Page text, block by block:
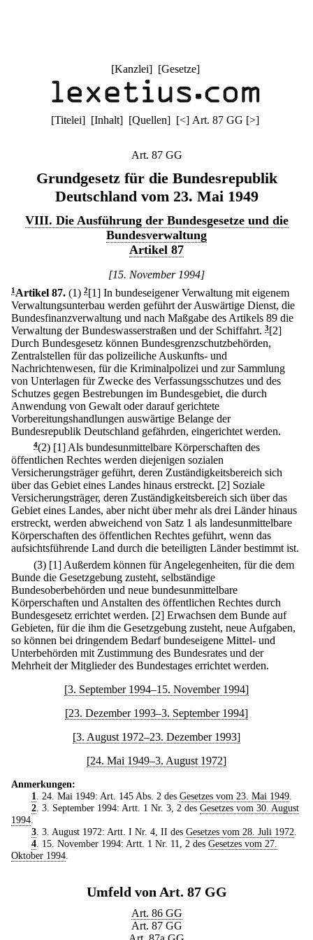
[Kanzlei] [Gesetze]
[Titelei] [Inhalt] [Quellen] [<] Art. 87 GG [>]
Art. 87 GG
Grundgesetz für die Bundesrepublik
Deutschland vom 23. Mai 1949
VIII. Die Ausführung der Bundesgesetze und die
Bundesverwaltung
Artikel 87
[15. November 1994]
1 Artikel 87. (1) 2[1] In bundeseigener Verwaltung mit eigenem
Verwaltungsunterbau werden geführt der Auswärtige Dienst, die
Bundesfinanzverwaltung und nach Maßgabe des Artikels 89 die
Verwaltung der Bundeswasserstraßen und der Schiffahrt. 3[2]
Durch Bundesgesetz können Bundesgrenzschutzbehörden,
Zentralstellen für das polizeiliche Auskunfts- und
Nachrichtenwesen, für die Kriminalpolizei und zur Sammlung
von Unterlagen für Zwecke des Verfassungsschutzes und des
Schutzes gegen Bestrebungen im Bundesgebiet, die durch
Anwendung von Gewalt oder darauf gerichtete
Vorbereitungshandlungen auswärtige Belange der
Bundesrepublik Deutschland gefährden, eingerichtet werden.
4(2) [1] Als bundesunmittelbare Körperschaften des
öffentlichen Rechtes werden diejenigen sozialen
Versicherungsträger geführt, deren Zuständigkeitsbereich sich
über das Gebiet eines Landes hinaus erstreckt. [2] Soziale
Versicherungsträger, deren Zuständigkeitsbereich sich über das
Gebiet eines Landes, aber nicht über mehr als drei Länder hinaus
erstreckt, werden abweichend von Satz 1 als landesunmittelbare
Körperschaften des öffentlichen Rechtes geführt, wenn das
aufsichtsführende Land durch die beteiligten Länder bestimmt ist.
(3) [1] Außerdem können für Angelegenheiten, für die dem
Bunde die Gesetzgebung zusteht, selbständige
Bundesoberbehörden und neue bundesunmittelbare
Körperschaften und Anstalten des öffentlichen Rechtes durch
Bundesgesetz errichtet werden. [2] Erwachsen dem Bunde auf
Gebieten, für die ihm die Gesetzgebung zusteht, neue Aufgaben,
so können bei dringendem Bedarf bundeseigene Mittel- und
Unterbehörden mit Zustimmung des Bundesrates und der
Mehrheit der Mitglieder des Bundestages errichtet werden.
[3. September 1994–15. November 1994]
[23. Dezember 1993–3. September 1994]
[3. August 1972–23. Dezember 1993]
[24. Mai 1949–3. August 1972]
Anmerkungen:
1
. 24. Mai 1949: Art. 145 Abs. 2 des Gesetzes vom 23. Mai 1949.
2. 3. September 1994: Artt. 1 Nr. 3, 2 des Gesetzes vom 30. August
1994
3. 3. August 1972: Artt. I Nr. 4, II des Gesetzes vom 28. Juli 1972
4. 15. November 1994: Artt. 1 Nr. 11, 2 des Gesetzes vom 27.
Oktober 1994
Umfeld von Art. 87 GG
Art. 86 GG
Art. 87 GG